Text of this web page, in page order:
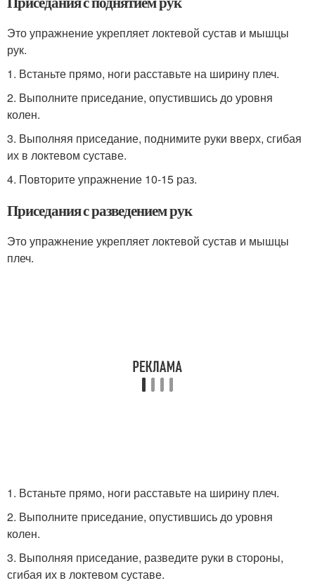
Это упражнение укрепляет локтевой сустав и мышцы
рук.
1. Встаньте прямо, ноги расставьте на ширину плеч.
2. Выполните приседание, опустившись до уровня
колен.
3. Выполняя приседание, поднимите руки вверх, сгибая
их в локтевом суставе.
4. Повторите упражнение 10-15 раз.
Приседания с разведением рук
Это упражнение укрепляет локтевой сустав и мышцы
плеч.
1. Встаньте прямо, ноги расставьте на ширину плеч.
2. Выполните приседание, опустившись до уровня
колен.
3. Выполняя приседание, разведите руки в стороны,
сгибая их в локтевом суставе.